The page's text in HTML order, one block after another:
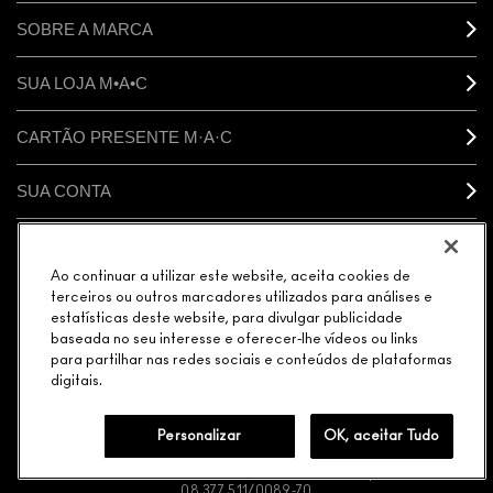
SOBRE A MARCA
SUA LOJA M•A•C
CARTÃO PRESENTE M·A·C
SUA CONTA
GERENCIAR COOKIES DO SITE
© MAKE-UP ART COSMETICS. TODOS OS DIREITOS MUNDIAIS
RESERVADOS.
ELEGÂNCIA DISTRIBUIDORA DE COSMÉTICOS LTDA. | AVENIDA
JAGUARÉ 818 MÓDULO 25 CEP: 05346-000 | CNPJ:
Ao continuar a utilizar este website, aceita cookies de
terceiros ou outros marcadores utilizados para análises e
estatísticas deste website, para divulgar publicidade
baseada no seu interesse e oferecer-lhe vídeos ou links
para partilhar nas redes sociais e conteúdos de plataformas
digitais.
Personalizar OK, aceitar Tudo